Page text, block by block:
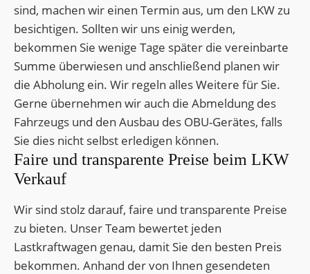
sind, machen wir einen Termin aus, um den LKW zu
besichtigen. Sollten wir uns einig werden,
bekommen Sie wenige Tage später die vereinbarte
Summe überwiesen und anschließend planen wir
die Abholung ein. Wir regeln alles Weitere für Sie.
Gerne übernehmen wir auch die Abmeldung des
Fahrzeugs und den Ausbau des OBU-Gerätes, falls
Sie dies nicht selbst erledigen können.
Faire und transparente Preise beim LKW
Verkauf
Wir sind stolz darauf, faire und transparente Preise
zu bieten. Unser Team bewertet jeden
Lastkraftwagen genau, damit Sie den besten Preis
bekommen. Anhand der von Ihnen gesendeten